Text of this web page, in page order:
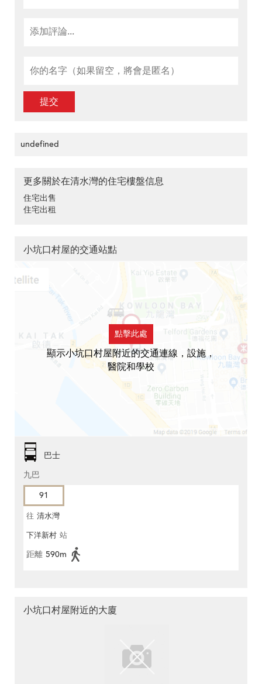
提交
undefined
更多關於在清水灣的住宅樓盤信息
住宅出售
住宅出租
小坑口村屋的交通站點
點擊此處
顯示小坑口村屋附近的交通連線，設施，
醫院和學校
巴士
九巴
91
往 清水灣
下洋新村 站
距離 590m
小坑口村屋附近的大廈